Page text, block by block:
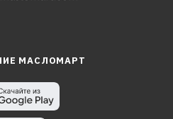
МАСЛОМАРТ